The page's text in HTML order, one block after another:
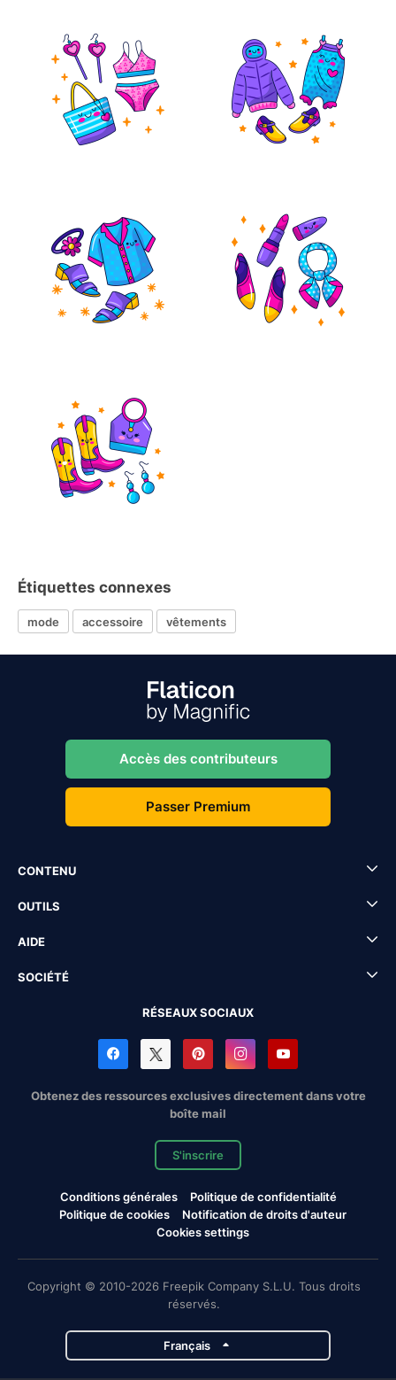
Étiquettes connexes
mode accessoire vêtements
Accès des contributeurs
Passer Premium
CONTENU
OUTILS
AIDE
SOCIÉTÉ
RÉSEAUX SOCIAUX
Obtenez des ressources exclusives directement dans votre
boîte mail
S'inscrire
Conditions générales
Politique de confidentialité
Politique de cookies
Notification de droits d'auteur
Cookies settings
Copyright © 2010-2026 Freepik Company S.L.U. Tous droits
réservés.
Français